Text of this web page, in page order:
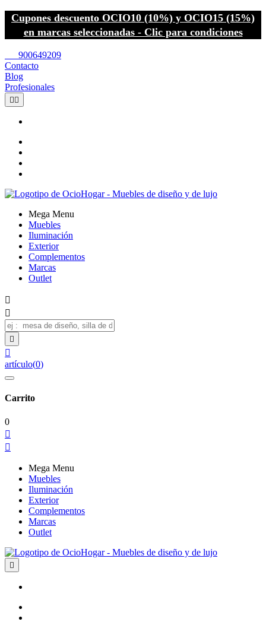
Cupones descuento OCIO10 (10%) y OCIO15 (15%)
en marcas seleccionadas - Clic para condiciones
900649209
Contacto
Blog
Profesionales
 
Mega Menu
Muebles
Iluminación
Exterior
Complementos
Marcas
Outlet




artículo(0)
Carrito
0


Mega Menu
Muebles
Iluminación
Exterior
Complementos
Marcas
Outlet
